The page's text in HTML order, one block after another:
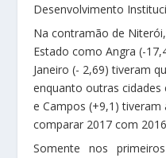
Desenvolvimento
Na contramão de
Estado como Angra (-
Janeiro (- 2,69) tiveram
enquanto outras cidades
e Campos (+9,1)
comparar 2017 com
Somente nos